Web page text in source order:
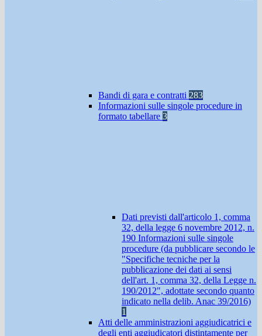
Bandi di gara e contratti 283
Informazioni sulle singole procedure in
formato tabellare 3
Dati previsti dall'articolo 1, comma
32, della legge 6 novembre 2012, n.
190 Informazioni sulle singole
procedure (da pubblicare secondo le
"Specifiche tecniche per la
pubblicazione dei dati ai sensi
dell'art. 1, comma 32, della Legge n.
190/2012", adottate secondo quanto
indicato nella delib. Anac 39/2016)
1
Atti delle amministrazioni aggiudicatrici e
degli enti aggiudicatori distintamente per